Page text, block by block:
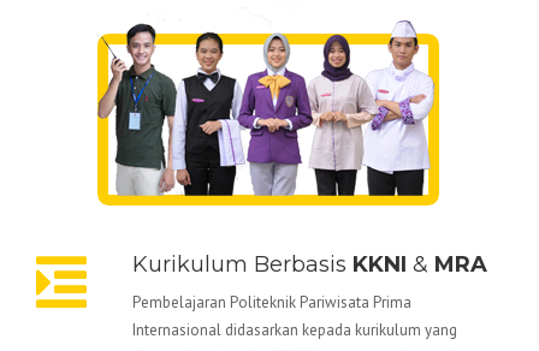
Kurikulum Berbasis KKNI & MRA
Pembelajaran Politeknik Pariwisata Prima
Internasional didasarkan kepada kurikulum yang